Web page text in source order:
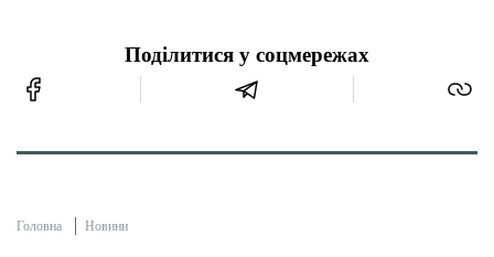
Поділитися у соцмережах
Головна Новини